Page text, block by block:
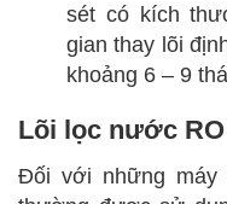
sét có kích
gian thay lõi
khoảng 6 – 9
Lõi lọc nước
Đối với những máy